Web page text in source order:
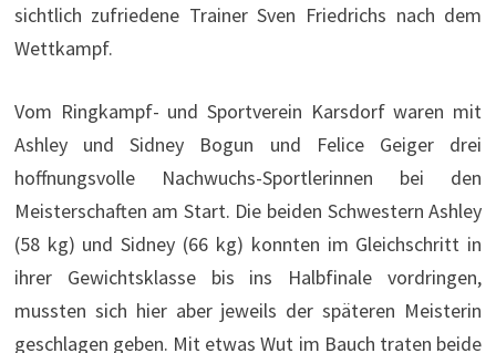
sichtlich zufriedene Trainer Sven Friedrichs nach dem
Wettkampf.
Vom Ringkampf- und Sportverein Karsdorf waren mit
Ashley und Sidney Bogun und Felice Geiger drei
hoffnungsvolle Nachwuchs-Sportlerinnen bei den
Meisterschaften am Start. Die beiden Schwestern Ashley
(58 kg) und Sidney (66 kg) konnten im Gleichschritt in
ihrer Gewichtsklasse bis ins Halbfinale vordringen,
mussten sich hier aber jeweils der späteren Meisterin
geschlagen geben. Mit etwas Wut im Bauch traten beide